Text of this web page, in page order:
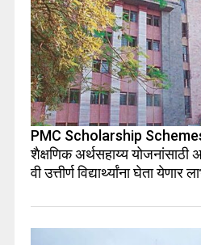
PMC Scholarship Schemes
शैक्षणिक अर्थसहाय्य
वी उत्तीर्ण विद्यार्थ्यांना घेता येणार